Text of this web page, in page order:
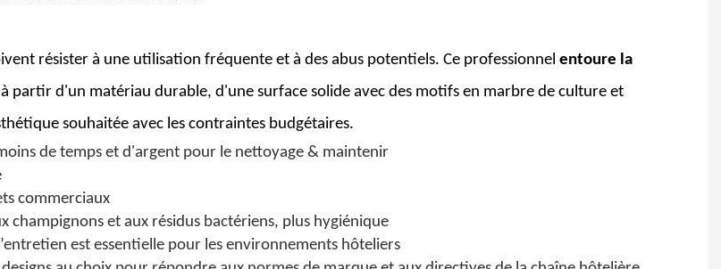
résister à une utilisation fréquente et à des abus potentiels. Ce professionnel entoure la
partir d'un matériau durable, d'une surface solide avec des motifs en marbre de culture et
souhaitée avec les contraintes budgétaires.
de temps et d'argent pour le nettoyage & maintenir
commerciaux
champignons et aux résidus bactériens, plus hygiénique
est essentielle pour les environnements hôteliers